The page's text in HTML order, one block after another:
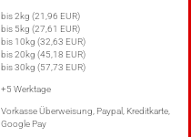
bis 2kg (21,96 EUR)
bis 5kg (27,61 EUR)
bis 10kg (32,63 EUR)
bis 20kg (45,18 EUR)
bis 30kg (57,73 EUR)
+5 Werktage
Vorkasse Überweisung, Paypal, Kreditkarte,
Google Pay